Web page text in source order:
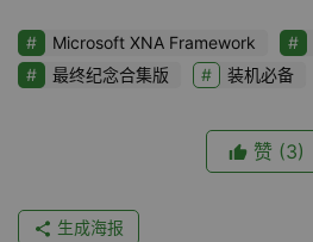
Microsoft XNA Framework
最终纪念合集版
装机必备
赞 (3)
生成海报